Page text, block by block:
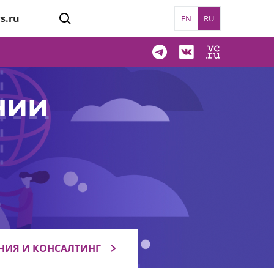
EN RU
И КОНСАЛТИНГ